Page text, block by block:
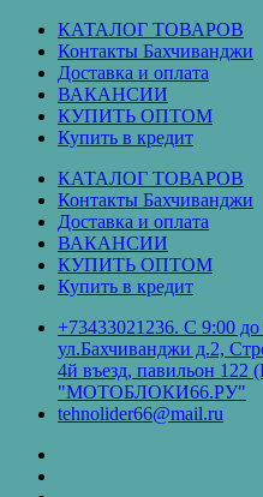
Перейти
содержимому
КАТАЛОГ ТОВАРОВ
Контакты Бахчиванджи
Доставка и оплата
ВАКАНСИИ
КУПИТЬ ОПТОМ
Купить в кредит
КАТАЛОГ ТОВАРОВ
Контакты Бахчиванджи
Доставка и оплата
ВАКАНСИИ
КУПИТЬ ОПТОМ
Купить в кредит
+73433021236. С 9:00 до
ул.Бахчиванджи д.2,
4й въезд, павильон 122
"МОТОБЛОКИ66.РУ"
tehnolider66@mail.ru